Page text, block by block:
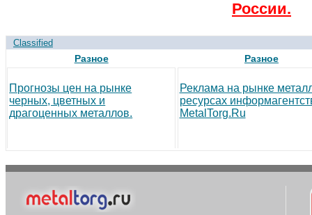
России.
Classified
Разное
Прогнозы цен на рынке
черных, цветных и
драгоценных металлов.
Разное
Реклама на рынке
ресурсах
MetalTorg.Ru